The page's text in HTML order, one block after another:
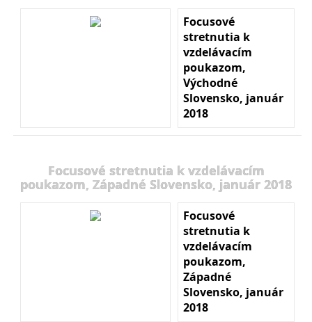
Focusové
stretnutia k
vzdelávacím
poukazom,
Východné
Slovensko, január
2018
Focusové stretnutia k vzdelávacím
poukazom, Západné Slovensko, január 2018
Focusové
stretnutia k
vzdelávacím
poukazom,
Západné
Slovensko, január
2018